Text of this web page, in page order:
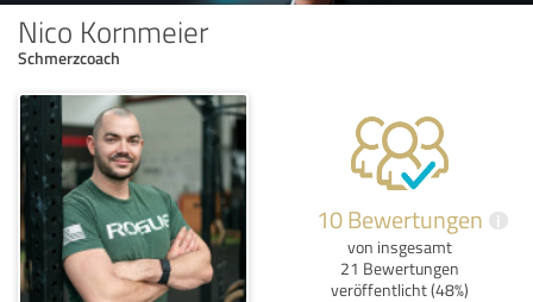
Nico Kornmeier
Schmerzcoach
10 Bewertungen i
von insgesamt
21 Bewertungen
veröffentlicht (48%)